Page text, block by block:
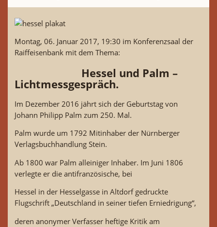
Montag, 06. Januar 2017, 19:30 im Konferenzsaal der
Raiffeisenbank mit dem Thema:
Hessel und Palm –
Lichtmessgespräch.
Im Dezember 2016 jährt sich der Geburtstag von
Johann Philipp Palm zum 250. Mal.
Palm wurde um 1792 Mitinhaber der Nürnberger
Verlagsbuchhandlung Stein.
Ab 1800 war Palm alleiniger Inhaber. Im Juni 1806
verlegte er die antifranzösische, bei
Hessel in der Hesselgasse in Altdorf gedruckte
Flugschrift „Deutschland in seiner tiefen Erniedrigung“,
deren anonymer Verfasser heftige Kritik am